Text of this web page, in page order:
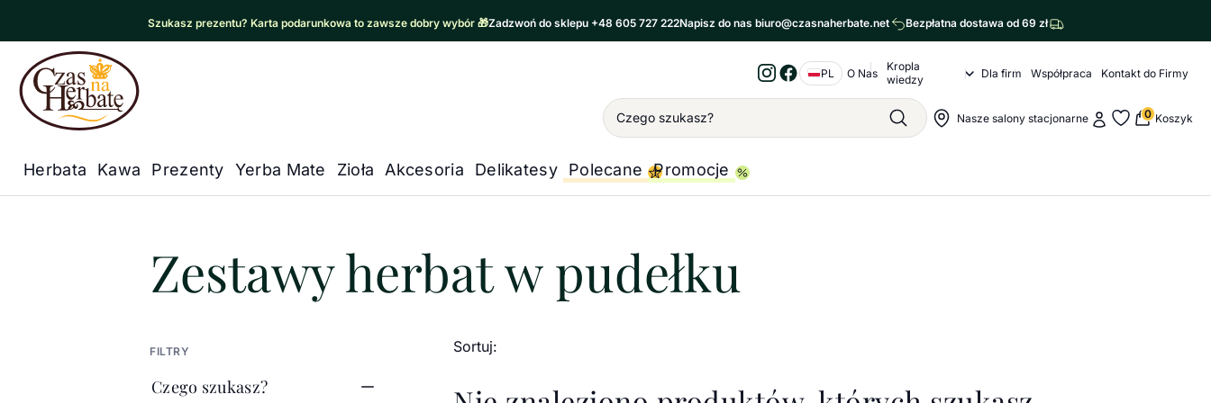
Szukasz prezentu? Karta podarunkowa to zawsze dobry wybór 🎁Zadzwoń do sklepu +48 605 727 222Napisz do nas biuro@czasnaherbate.net Bezpłatna dostawa od 69 zł
Czas na Herbatę Logo
Instagram
Facebook
PL Nawigacja o nas
O Nas
Kropla
wiedzy
Kropla wiedzy Submenu
Dla firm Współpraca Kontakt do Firmy
Wyszukiwanie
SzukajNawigacja sklepu
Nasze salony stacjonarneMoje konto
Moje ulubione
0 Koszyk
Główna nawigacja
Herbata Kawa Prezenty Yerba Mate Zioła Akcesoria Delikatesy Polecane Promocje
Czas na herbatę Prezenty / Herbaciane zestawy prezentowe/Zestawy herbat w pudełku
Zestawy herbat w pudełku
FILTRY
Czego szukasz?
Sortuj: